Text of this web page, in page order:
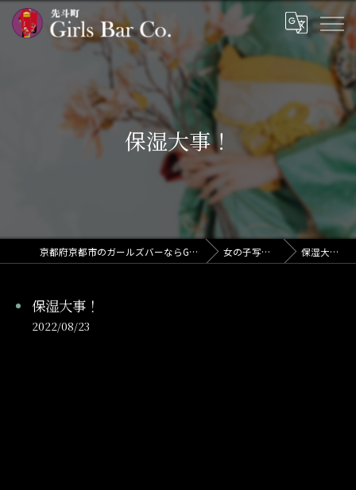
保湿大事！
京都府京都市のガールズバーならGirls Bar Co. 女の子写メ日記 保湿大事！
保湿大事！
2022/08/23